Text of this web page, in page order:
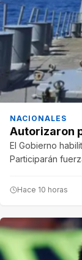
NACIONALES
Autorizaron
El Gobierno
Participarán
Hace 10 horas